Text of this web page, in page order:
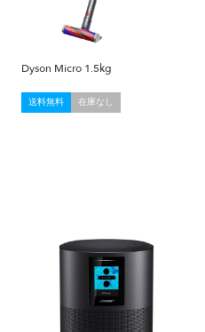
Dyson Micro 1.5kg
送料無料 在庫なし